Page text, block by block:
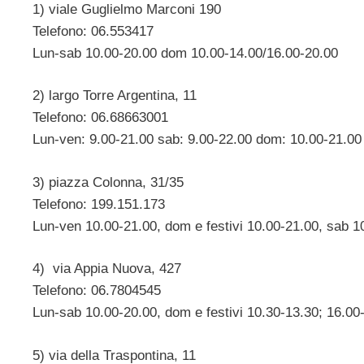
1) viale Guglielmo Marconi 190
Telefono: 06.553417
Lun-sab 10.00-20.00 dom 10.00-14.00/16.00-20.00
2) largo Torre Argentina, 11
Telefono: 06.68663001
Lun-ven: 9.00-21.00 sab: 9.00-22.00 dom: 10.00-21.00
3) piazza Colonna, 31/35
Telefono: 199.151.173
Lun-ven 10.00-21.00, dom e festivi 10.00-21.00, sab
4) via Appia Nuova, 427
Telefono: 06.7804545
Lun-sab 10.00-20.00, dom e festivi 10.30-13.30;
5) via della Traspontina, 11